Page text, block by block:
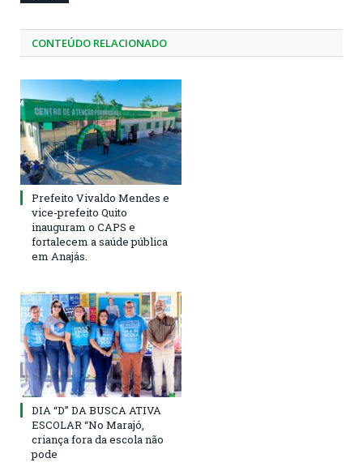
CONTEÚDO RELACIONADO
Prefeito Vivaldo Mendes e
vice-prefeito Quito
inauguram o CAPS e
fortalecem a saúde pública
em Anajás.
DIA “D” DA BUSCA ATIVA
ESCOLAR “No Marajó,
criança fora da escola não
pode